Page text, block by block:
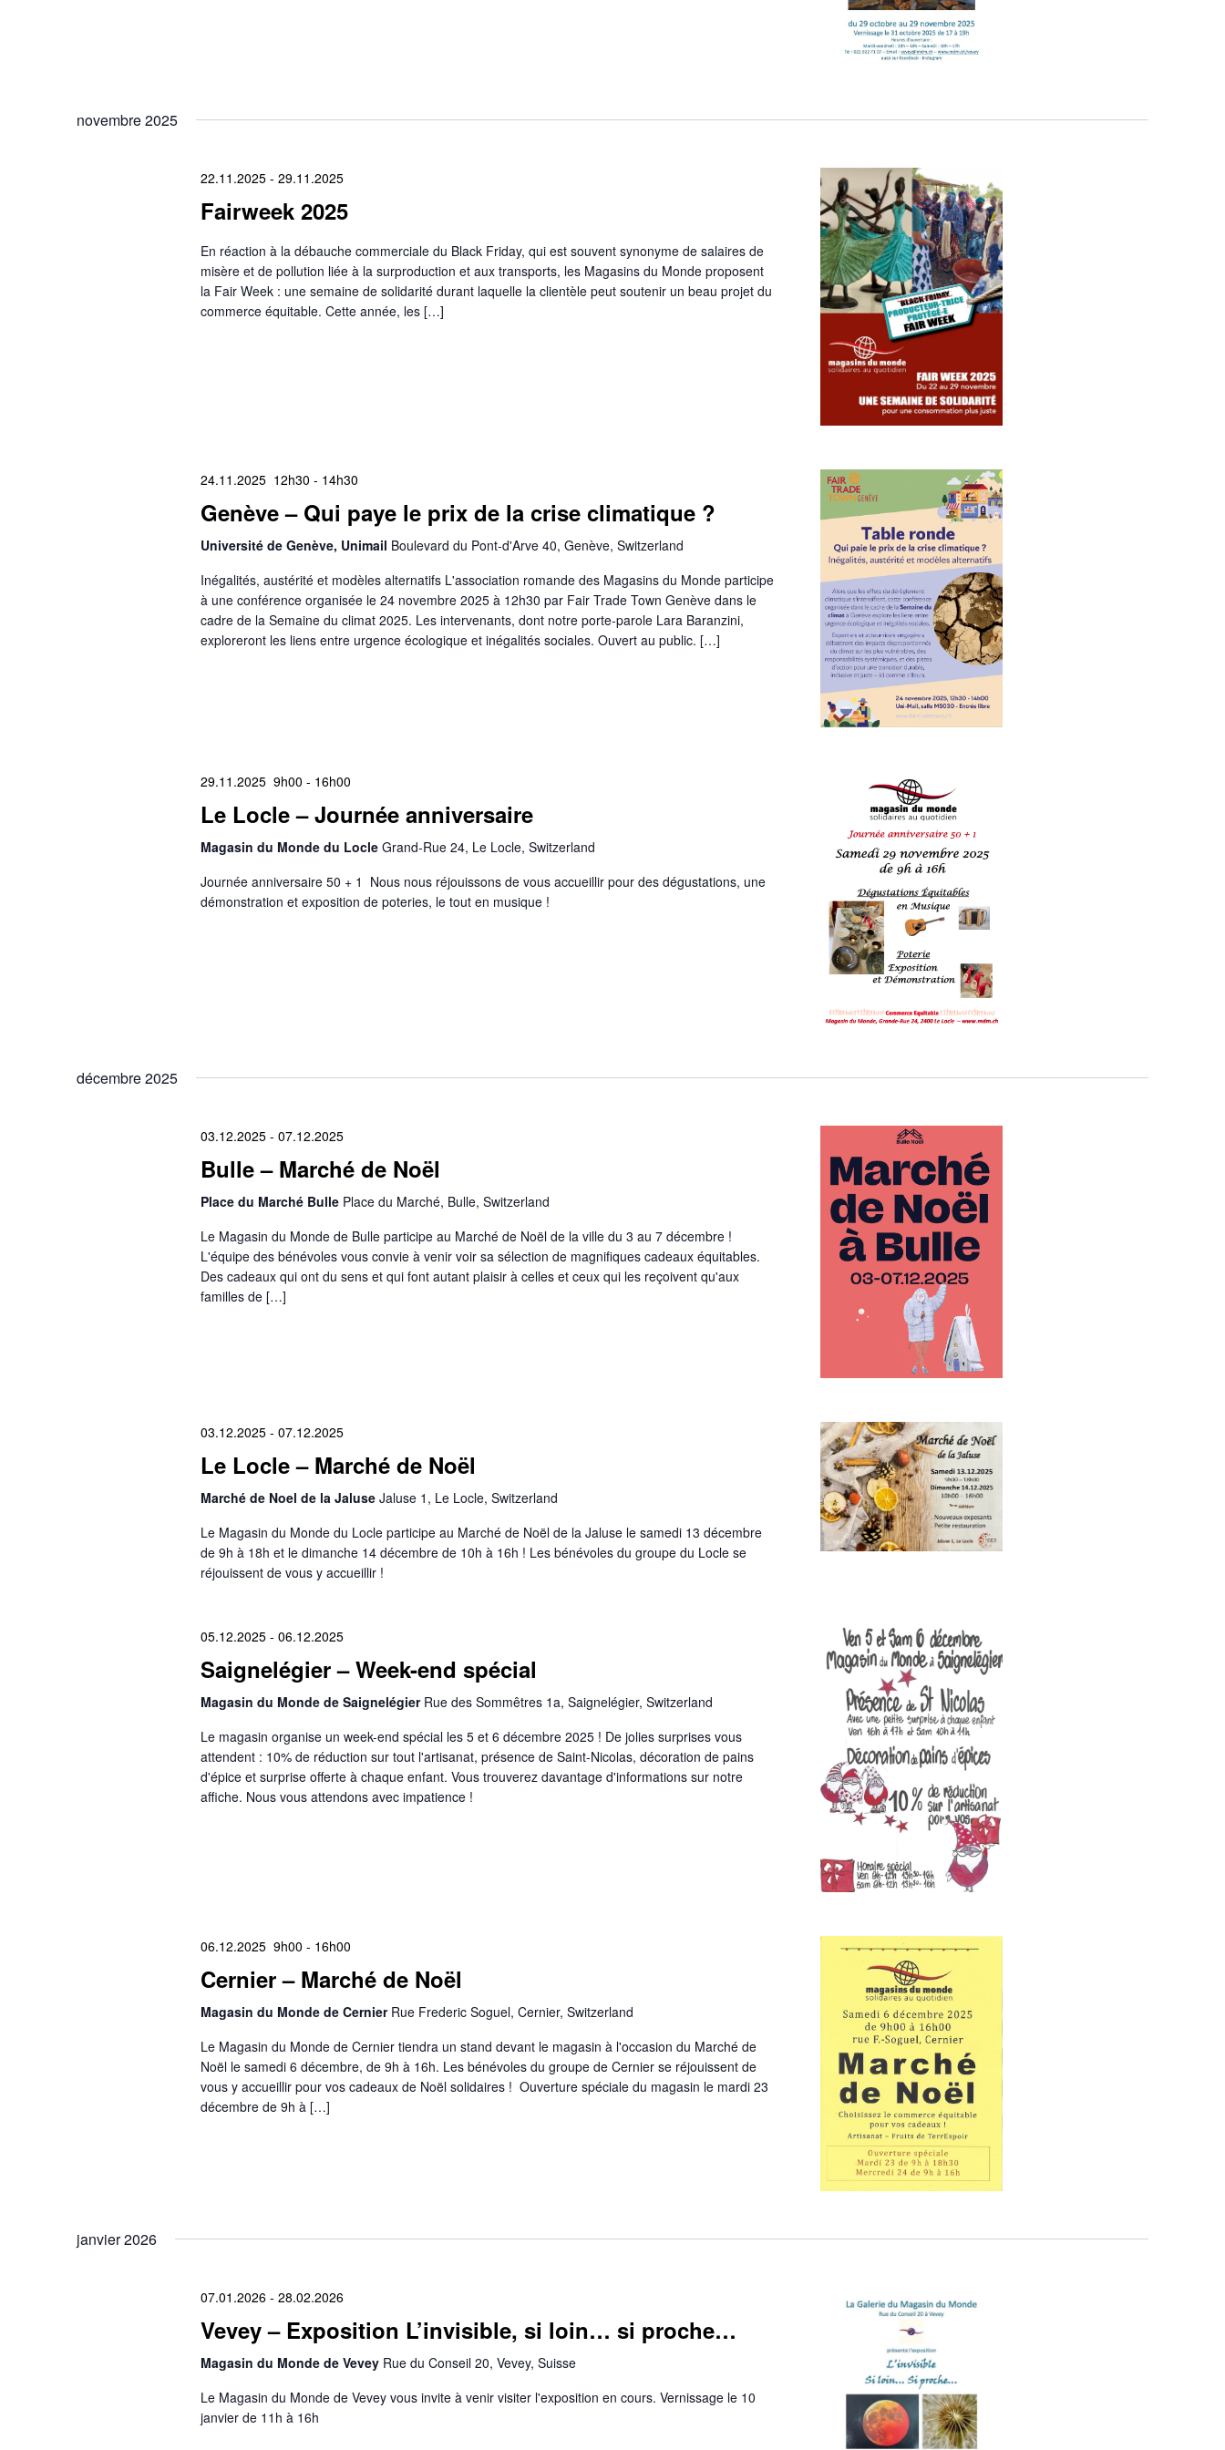
novembre 2025
22.11.2025- 29.11.2025
Fairweek 2025
En réaction à la débauche commerciale du Black Friday, qui est souvent synonyme de salaires de
misère et de pollution liée à la surproduction et aux transports, les Magasins du Monde proposent
la Fair Week : une semaine de solidarité durant laquelle la clientèle peut soutenir un beau projet du
commerce équitable. Cette année, les […]
24.11.2025 12h30 - 14h30
Genève – Qui paye le prix de la crise climatique ?
Université de Genève, Unimail Boulevard du Pont-d'Arve 40, Genève, Switzerland
Inégalités, austérité et modèles alternatifs L'association romande des Magasins du Monde participe
à une conférence organisée le 24 novembre 2025 à 12h30 par Fair Trade Town Genève dans le
cadre de la Semaine du climat 2025. Les intervenants, dont notre porte-parole Lara Baranzini,
exploreront les liens entre urgence écologique et inégalités sociales. Ouvert au public. […]
29.11.2025 9h00 - 16h00
Le Locle – Journée anniversaire
Magasin du Monde du Locle Grand-Rue 24, Le Locle, Switzerland
Journée anniversaire 50 + 1 Nous nous réjouissons de vous accueillir pour des dégustations, une
démonstration et exposition de poteries, le tout en musique !
décembre 2025
03.12.2025- 07.12.2025
Bulle – Marché de Noël
Place du Marché Bulle Place du Marché, Bulle, Switzerland
Le Magasin du Monde de Bulle participe au Marché de Noël de la ville du 3 au 7 décembre !
L'équipe des bénévoles vous convie à venir voir sa sélection de magnifiques cadeaux équitables.
Des cadeaux qui ont du sens et qui font autant plaisir à celles et ceux qui les reçoivent qu'aux
familles de […]
03.12.2025- 07.12.2025
Le Locle – Marché de Noël
Marché de Noel de la Jaluse Jaluse 1, Le Locle, Switzerland
Le Magasin du Monde du Locle participe au Marché de Noël de la Jaluse le samedi 13 décembre
de 9h à 18h et le dimanche 14 décembre de 10h à 16h ! Les bénévoles du groupe du Locle se
réjouissent de vous y accueillir !
05.12.2025- 06.12.2025
Saignelégier – Week-end spécial
Magasin du Monde de Saignelégier Rue des Sommêtres 1a, Saignelégier, Switzerland
Le magasin organise un week-end spécial les 5 et 6 décembre 2025 ! De jolies surprises vous
attendent : 10% de réduction sur tout l'artisanat, présence de Saint-Nicolas, décoration de pains
d'épice et surprise offerte à chaque enfant. Vous trouverez davantage d'informations sur notre
affiche. Nous vous attendons avec impatience !
06.12.2025 9h00 - 16h00
Cernier – Marché de Noël
Magasin du Monde de Cernier Rue Frederic Soguel, Cernier, Switzerland
Le Magasin du Monde de Cernier tiendra un stand devant le magasin à l'occasion du Marché de
Noël le samedi 6 décembre, de 9h à 16h. Les bénévoles du groupe de Cernier se réjouissent de
vous y accueillir pour vos cadeaux de Noël solidaires ! Ouverture spéciale du magasin le mardi 23
décembre de 9h à […]
janvier 2026
07.01.2026- 28.02.2026
Vevey – Exposition L’invisible, si loin… si proche…
Magasin du Monde de Vevey Rue du Conseil 20, Vevey, Suisse
Le Magasin du Monde de Vevey vous invite à venir visiter l'exposition en cours. Vernissage le 10
janvier de 11h à 16h